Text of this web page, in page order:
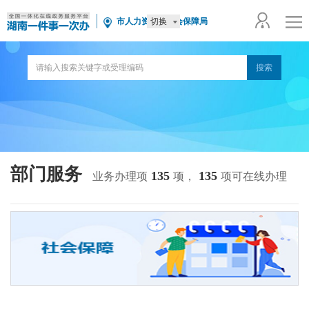
市人力资源和社会保障局
切换
部门服务 业务办理项 135 项， 135 项可在线办理